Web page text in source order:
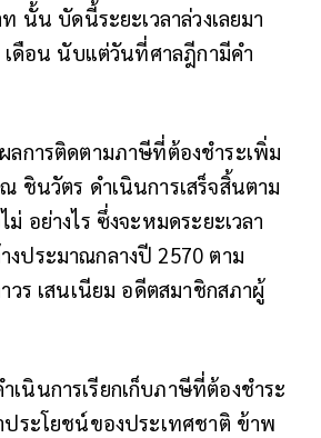
นั้น บัดนี้ระยะเวลาล่วงเลยมา
เดือน นับแต่วันที่ศาลฎีกามีคำ
ลการติดตามภาษีที่ต้องชำระเพิ่ม
ชินวัตร ดำเนินการเสร็จสิ้นตาม
อย่างไร ซึ่งจะหมดระยะเวลา
งประมาณกลางปี 2570 ตาม
วร เสนเนียม อดีตสมาชิกสภาผู้
นินการเรียกเก็บภาษีที่ต้องชำระ
ประโยชน์ของประเทศชาติ ข้าพ